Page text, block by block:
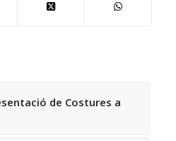
de Costures a